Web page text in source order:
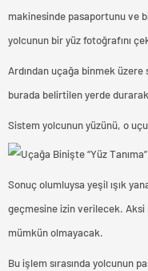
makinesinde pasaportunu ve
yolcunun bir yüz fotoğrafını
Ardından uçağa binmek
burada belirtilen yerde
Sistem yolcunun yüzünü, o
Sonuç olumluysa yeşil ışık
geçmesine izin verilecek.
mümkün olmayacak.
Bu işlem sırasında yolcunun